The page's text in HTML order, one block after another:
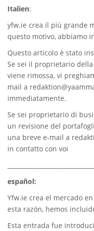
Italien:
yfw.ie crea il più grande
questo motivo, abbiamo
Questo articolo è stato
Se sei il proprietario
viene rimossa, vi
mail a
immediatamente.
Se sei proprietario di
un revisione del
una breve e-mail a
in contatto con voi
español:
Yfw.ie crea el mercado
esta razón, hemos
Esta entrada fue